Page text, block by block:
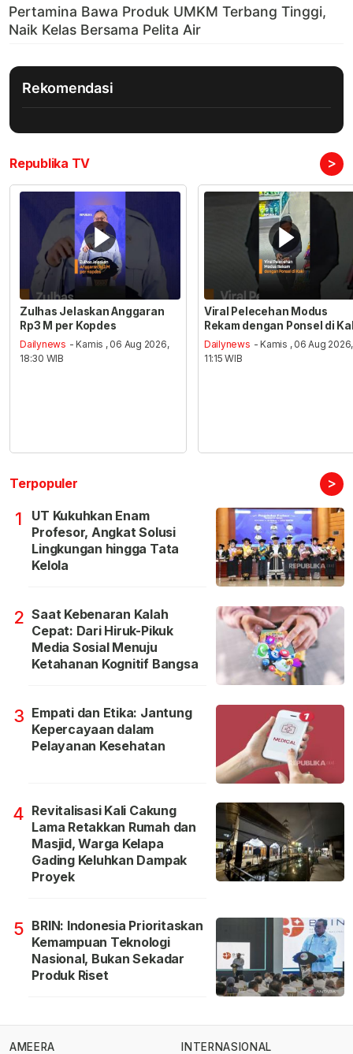
Rekomendasi
Republika TV >
Zulhas Jelaskan Anggaran
Rp3 M per Kopdes
Dailynews - Kamis , 06 Aug 2026,
18:30 WIB
Viral Pelecehan Modus
Rekam dengan Ponsel di
Dailynews - Kamis , 06 Aug 2026,
11:15 WIB
Terpopuler >
1
UT Kukuhkan Enam
Profesor, Angkat Solusi
Lingkungan hingga Tata
Kelola
2 Saat Kebenaran Kalah
Cepat: Dari Hiruk-Pikuk
Media Sosial Menuju
Ketahanan Kognitif Bangsa
3 Empati dan Etika: Jantung
Kepercayaan dalam
Pelayanan Kesehatan
4 Revitalisasi Kali Cakung
Lama Retakkan Rumah dan
Masjid, Warga Kelapa
Gading Keluhkan Dampak
Proyek
5 BRIN: Indonesia Prioritaskan
Kemampuan Teknologi
Nasional, Bukan Sekadar
Produk Riset
AMEERA INTERNASIONAL